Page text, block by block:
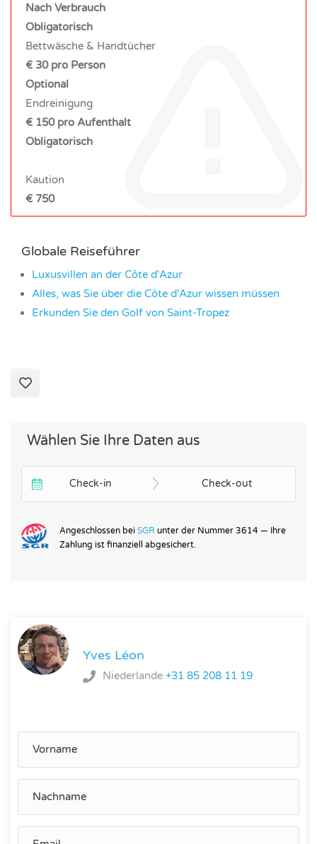
Nach Verbrauch
Obligatorisch
Bettwäsche & Handtücher
€ 30 pro Person
Optional
Endreinigung
€ 150 pro Aufenthalt
Obligatorisch
Kaution
€ 750
Globale Reiseführer
Luxusvillen an der Côte d'Azur
Alles, was Sie über die Côte d'Azur wissen müssen
Erkunden Sie den Golf von Saint-Tropez
Wählen Sie Ihre Daten aus
Check-in Check-out
Angeschlossen bei SGR unter der Nummer 3614 — Ihre
Zahlung ist finanziell abgesichert.
Yves Léon
Niederlande +31 85 208 11 19